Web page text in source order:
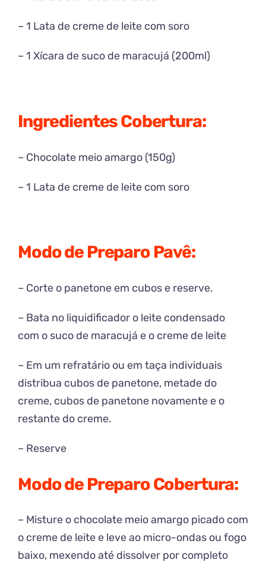
– 1 Lata de creme de leite com soro
– 1 Xícara de suco de maracujá (200ml)
Ingredientes Cobertura:
– Chocolate meio amargo (150g)
– 1 Lata de creme de leite com soro
Modo de Preparo Pavê:
– Corte o panetone em cubos e reserve.
– Bata no liquidificador o leite condensado
com o suco de maracujá e o creme de leite
– Em um refratário ou em taça individuais
distribua cubos de panetone, metade do
creme, cubos de panetone novamente e o
restante do creme.
– Reserve
Modo de Preparo Cobertura:
– Misture o chocolate meio amargo picado com
o creme de leite e leve ao micro-ondas ou fogo
baixo, mexendo até dissolver por completo